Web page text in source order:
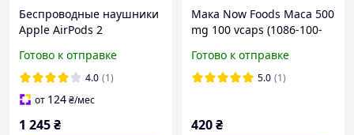
Беспроводные наушники
Apple AirPods 2
зарядкой Bluetooth
гарнитура для iPhone
iPad Mac
Готово к отправке
4.0 (1)
от 124₴/мес
1 245₴
Мака Now Foods Maca 500
mg 100 vcaps (1086-100-
Готово к отправке
5.0 (1)
420₴